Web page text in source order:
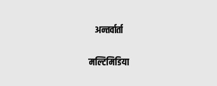
अन्तर्वार्ता
मल्टिमिडिया